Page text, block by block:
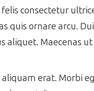
consectetur
quis ornare arcu.
aliquet. Maecenas
erat. Morbi